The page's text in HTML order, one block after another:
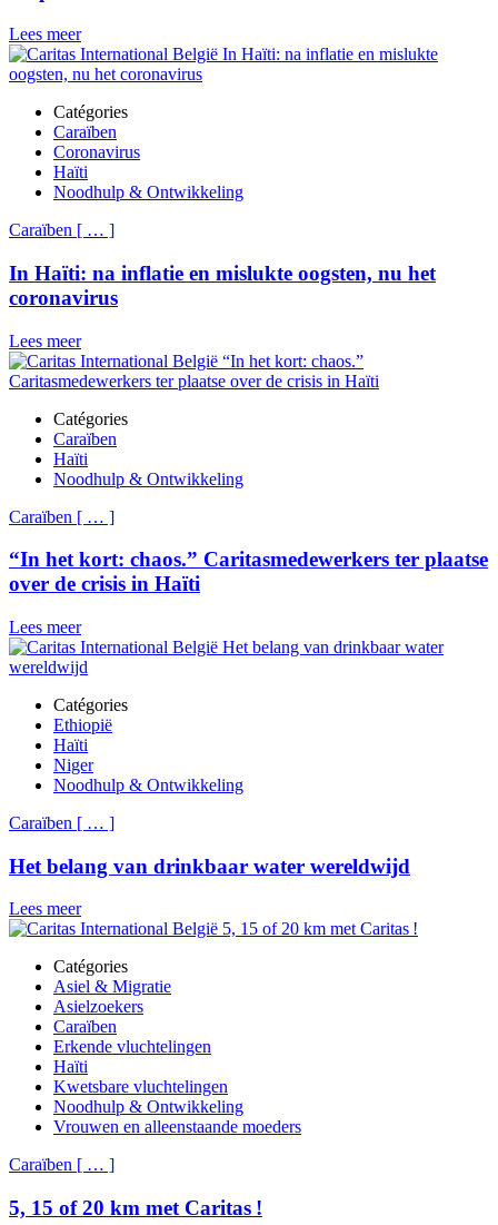
Lees meer
Catégories
Caraïben
Coronavirus
Haïti
Noodhulp & Ontwikkeling
Caraïben [ … ]
In Haïti: na inflatie en mislukte oogsten, nu het
coronavirus
Lees meer
Catégories
Caraïben
Haïti
Noodhulp & Ontwikkeling
Caraïben [ … ]
“In het kort: chaos.” Caritasmedewerkers ter plaatse
over de crisis in Haïti
Lees meer
Catégories
Ethiopië
Haïti
Niger
Noodhulp & Ontwikkeling
Caraïben [ … ]
Het belang van drinkbaar water wereldwijd
Lees meer
Catégories
Asiel & Migratie
Asielzoekers
Caraïben
Erkende vluchtelingen
Haïti
Kwetsbare vluchtelingen
Noodhulp & Ontwikkeling
Vrouwen en alleenstaande moeders
Caraïben [ … ]
5, 15 of 20 km met Caritas !